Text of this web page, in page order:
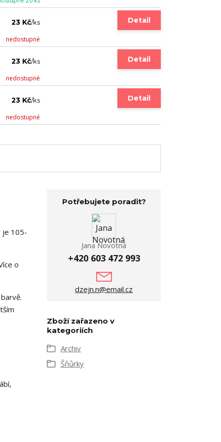
23 Kč/ks
nedostupné
Detail
23 Kč/ks
nedostupné
Detail
23 Kč/ks
nedostupné
Detail
je 105-
o
Potřebujete poradit?
Jana Novotná
+420 603 472 993
dzejn.n@email.cz
Zboží zařazeno v
kategoriích
Archiv
Šňůrky